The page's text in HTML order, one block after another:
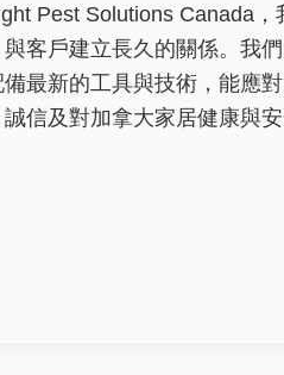
Pest Solutions Canada
客戶建立長久的關係。我
最新的工具與技術，能應
信及對加拿大家居健康與